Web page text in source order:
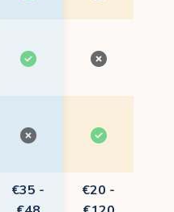
€35 -
€20 -